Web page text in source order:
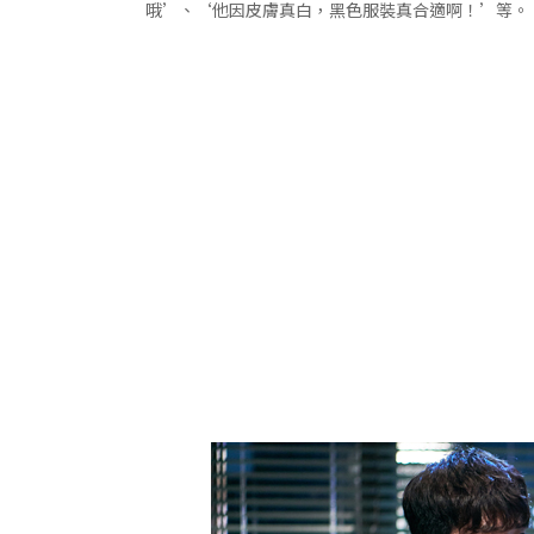
哦’、‘他因皮膚真白，黑色服裝真合適啊！’等。